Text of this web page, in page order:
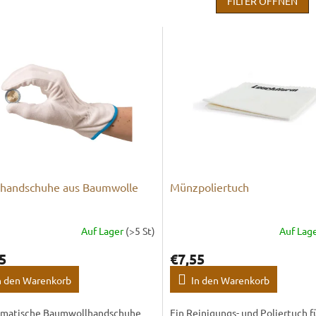
aus Baumwolle
Auf Lager(>5 St)
den Warenkorb
Baumwollhandschuhe
Münzpoliertuch
Auf
€7,55
In den Warenkorb
Ein Reinigungs- und Poliertuch